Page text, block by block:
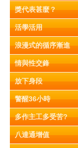
獎代表甚麼？
活學活用
浪漫式的循序漸進
情與性交鋒
放下身段
警醒36小時
多作主工多受苦?
八達通增值